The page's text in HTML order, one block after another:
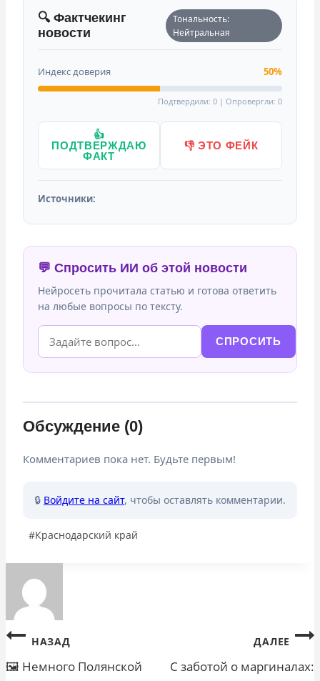
🔍 Фактчекинг
новости
Тональность:
Нейтральная
Индекс доверия 50%
Подтвердили: 0 | Опровергли: 0
👍
ПОДТВЕРЖДАЮ
ФАКТ
👎 ЭТО ФЕЙК
Источники:
💬 Спросить ИИ об этой новости
Нейросеть прочитала статью и готова ответить
на любые вопросы по тексту.
СПРОСИТЬ
Обсуждение (0)
Комментариев пока нет. Будьте первым!
🔒 Войдите на сайт, чтобы оставлять комментарии.
Метки
#Краснодарский край
Навигация
по
НАЗАД
🖼 Немного Полянской
ДАЛЕЕ
С заботой о маргиналах: